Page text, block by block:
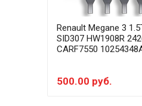
Renault Megane 3
SID307 HW1908R
CARF7550
500.00 руб.